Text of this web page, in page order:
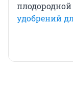
удобрений